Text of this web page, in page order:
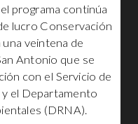
programa continúa
lucro Conservación
veintena de
Antonio que se
con el Servicio de
y el Departamento
(DRNA).